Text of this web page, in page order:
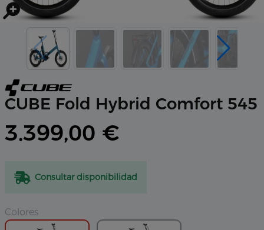
CUBE Fold Hybrid Comfort 545
3.399,00 €
Consultar disponibilidad
Colores